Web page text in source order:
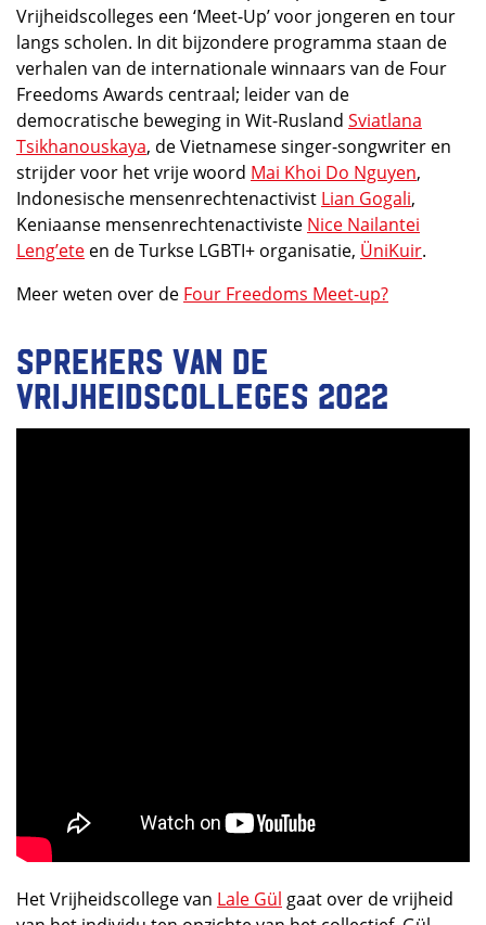
Vrijheidscolleges een ‘Meet-Up’ voor jongeren en tour
langs scholen. In dit bijzondere programma staan de
verhalen van de internationale winnaars van de Four
Freedoms Awards centraal; leider van de
democratische beweging in Wit-Rusland Sviatlana
Tsikhanouskaya, de Vietnamese singer-songwriter en
strijder voor het vrije woord Mai Khoi Do Nguyen,
Indonesische mensenrechtenactivist Lian Gogali,
Keniaanse mensenrechtenactiviste Nice Nailantei
Leng’ete en de Turkse LGBTI+ organisatie, ÜniKuir.
Meer weten over de Four Freedoms Meet-up?
Sprekers van de
Vrijheidscolleges 2022
Het Vrijheidscollege van Lale Gül gaat over de vrijheid